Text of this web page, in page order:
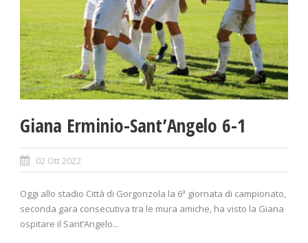
Giana Erminio-Sant’Angelo 6-1
02 Ott 2022
Oggi allo stadio Città di Gorgonzola la 6ª giornata di campionato,
seconda gara consecutiva tra le mura amiche, ha visto la Giana
ospitare il Sant’Angelo...